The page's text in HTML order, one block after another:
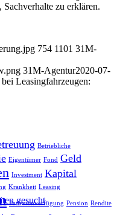
gesucht
Sachverhalte zu erklären.
754 1101 31M-
31M-Agentur2020-07-
Leasingfahrzeugen:
Betriebliche
Eigentümer Fond Geld
Investment Kapital
Krankheit Leasing
Patientenverfügung Pension Rendite